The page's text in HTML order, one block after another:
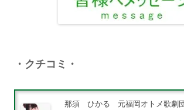
・クチコミ・
那須 ひかる 元福岡オトメ歌劇